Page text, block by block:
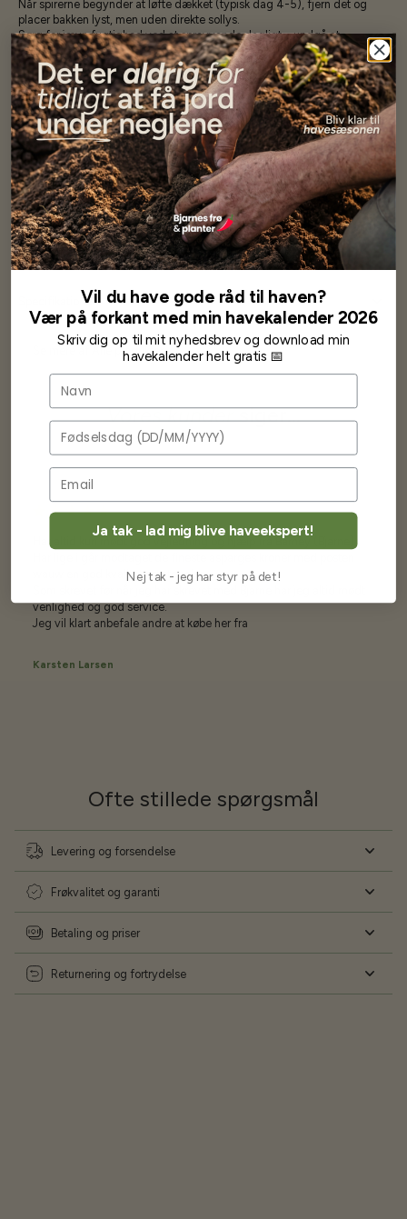
Når spirerne begynder at løfte dækket (typisk dag 4-5), fjern det og
placer bakken lyst, men uden direkte sollys.
Sørg for jævn fugtighed ved at sprayvande dagligt – undgå at
overvande.
En vækstlampe kan give endnu kraftigere og mere kompakte planter.
5.Høst:
Efter 12-16 dage er mikrogrøntene klar til høst, når de har fået deres
karakteristiske blade og citrusduft.
Klip dem forsigtigt med en ren saks lige over jordoverfladen.
Skyl forsigtigt inden brug – eller opbevar dem i en lufttæt beholder i
køleskabet i op til 4-5 dage.
Tips:
Citron Tagetes spirer langsommere end andre mikrogrønt, men
belønningen er en fantastisk citrusduft og -smag!
Perfekt til at give et aromatisk pift til cocktails eller som spiselig pynt på
kager og desserter.
OBS! LAV VÆGT, DA DE INTET VEJER SÅ 5 GRAM ER MEGET
Specifikationer
Se mere af Alle produkter
Vores kundersiger...
Har altid kun mødt god vejledning og hjælp fra Barney (Bjarne)
wauw en god kvalitet og størrelse.
venlighed og god service.
Jeg vil klart anbefale andre at købe her fra
Karsten Larsen
Ofte stillede spørgsmål
Levering og forsendelse
Frøkvalitet og garanti
Betaling og priser
Returnering og fortrydelse
Vil du have gode råd til haven?
Vær på forkant med min havekalender 2026
Skriv dig op til mit nyhedsbrev og download min
havekalender helt gratis 📅
Navn
Fødselsdag
Ja tak - lad mig blive haveekspert!
Nej tak - jeg har styr på det!